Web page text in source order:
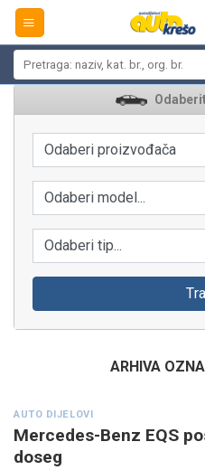
Skip
content
Odaberi proizvođača
Odaberi model...
Odaberi tip...
ARHIVA
AUTO DIJELOVI
Mercedes-Benz EQS
doseg